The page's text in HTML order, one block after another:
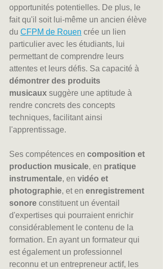
opportunités potentielles. De plus, le
fait qu'il soit lui-même un ancien élève
du CFPM de Rouen crée un lien
particulier avec les étudiants, lui
permettant de comprendre leurs
attentes et leurs défis. Sa capacité à
démontrer des produits
musicaux suggère une aptitude à
rendre concrets des concepts
techniques, facilitant ainsi
l'apprentissage.
Ses compétences en composition et
production musicale, en pratique
instrumentale, en vidéo et
photographie, et en enregistrement
sonore constituent un éventail
d'expertises qui pourraient enrichir
considérablement le contenu de la
formation. En ayant un formateur qui
est également un professionnel
reconnu et un entrepreneur actif, les